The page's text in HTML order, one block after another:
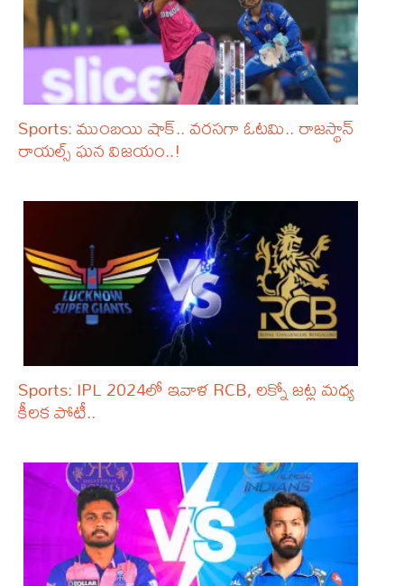
Sports: ముంబయి షాక్.. వరసగా ఓటమి.. రాజస్థాన్
రాయల్స్ ఘన విజయం..!
Sports: IPL 2024లో ఇవాళ RCB, లక్నో జట్ల మధ్య
కీలక పోటీ..